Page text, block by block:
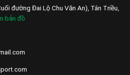
đường Đai Lộ Chu Văn An), Tân Triều,
bản đồ